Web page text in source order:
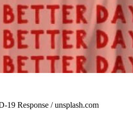
Response / unsplash.com